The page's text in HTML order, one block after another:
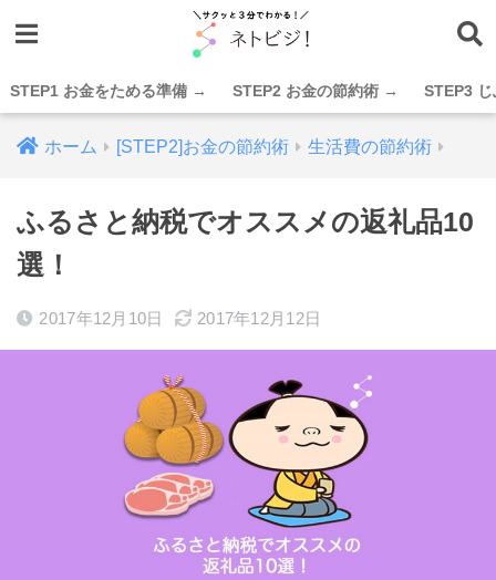
STEP1 お金をためる準備 → STEP2 お金の節約術 → STEP3
ホーム [STEP2]お金の節約術 生活費の節約術
ふるさと納税でオススメの返礼品10
選！
2017年12月10日 2017年12月12日